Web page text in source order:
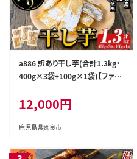
a886 訳あり干し芋(合計1.3kg・
400g×3袋+100g×1袋)【ファー
長期熟成 紅はるか ほしいも 干
しいも 干し芋 焼芋 焼き芋 着色
料・保存料不使用 無添加 スイー
12,000円
鹿児島県姶良市